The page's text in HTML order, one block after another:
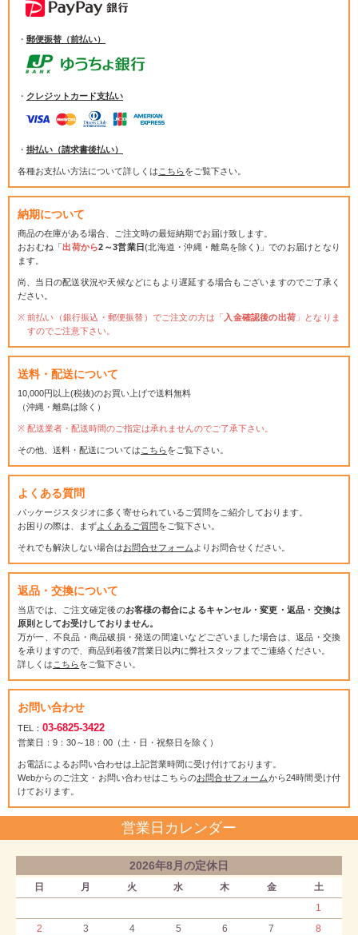
・ 郵便振替（前払い）
・ クレジットカード支払い
・ 掛払い（請求書後払い）
各種お支払い方法について詳しくは こちらをご覧下さい。
納期について
商品の在庫がある場合、ご注文時の最短納期でお届け致します。
おおむね「出荷から2～3営業日(北海道・沖縄・離島を除く)」でのお届けとなり
ます。
尚、当日の配送状況や天候などにもより遅延する場合もございますのでご了承く
ださい。
前払い（銀行振込・郵便振替）でご注文の方は「 入金確認後の出荷 」となりま
すのでご注意下さい。
送料・配送について
10,000円以上(税抜)のお買い上げで送料無料
（沖縄・離島は除く）
配送業者・配送時間のご指定は承れませんのでご了承下さい。
その他、送料・配送については こちらをご覧下さい。
よくある質問
パッケージスタジオに多く寄せられているご質問をご紹介しております。
お困りの際は、まずよくあるご質問をご覧下さい。
それでも解決しない場合はお問合せフォーム よりお問合せください。
返品・交換について
当店では、ご注文確定後のお客様の都合によるキャンセル・変更・返品・交換は
原則としてお受けしておりません。
万が一、不良品・商品破損・発送の間違いなどございました場合は、返品・交換
を承りますので、商品到着後7営業日以内に弊社スタッフまでご連絡ください。
詳しくは こちらをご覧下さい。
お問い合わせ
TEL： 03-6825-3422
営業日：9：30～18：00（土・日・祝祭日を除く）
お電話によるお問い合わせは上記営業時間に受け付けております。
Webからのご注文・お問い合わせはこちらのお問合せフォームから24時間受け付
けております。
営業日カレンダー
2026年8月の定休日
日 月 火 水 木 金
土
1
2
3 4 5 6 7
8